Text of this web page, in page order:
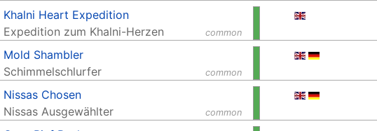
common
Khalni Heart Expedition
Expedition zum Khalni-Herzen
common
Mold Shambler
Schimmelschlurfer
common
Nissas Chosen
Nissas Ausgewählter